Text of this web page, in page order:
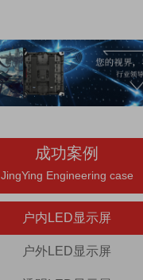
成功案例
JingYing Engineering case
户内LED显示屏
户外LED显示屏